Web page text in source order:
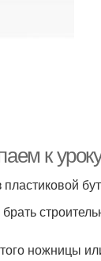
к
ножницы